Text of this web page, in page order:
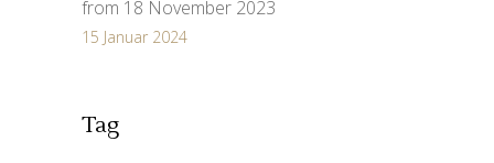
from 18 November 2023
15 Januar 2024
Tag